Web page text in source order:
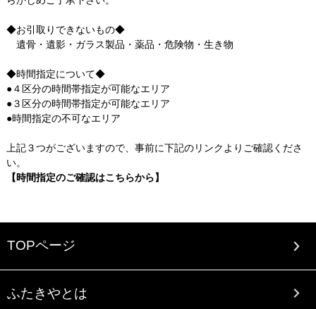
◆お引取りできないもの◆
遺骨・遺影・ガラス製品・薬品・危険物・生き物
◆時間指定について◆
●４区分の時間帯指定が可能なエリア
●３区分の時間帯指定が可能なエリア
●時間指定の不可なエリア
上記３つがございますので、事前に下記のリンクよりご確認くださ
い。
【時間指定のご確認はこちらから】
TOPページ
ふたきやとは